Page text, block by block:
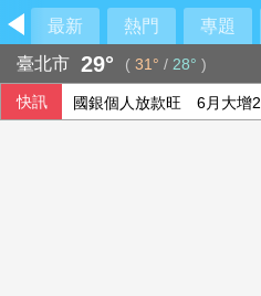
最新 熱門 專題
臺北市 29° ( 31° / 28° )
快訊 國銀個人放款旺 6月大增